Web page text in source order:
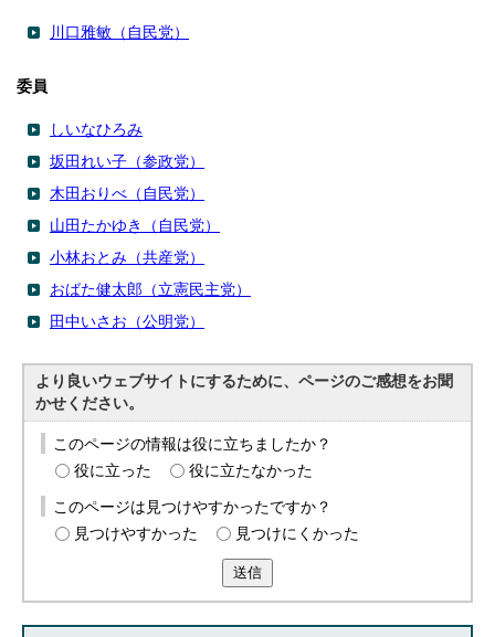
川口雅敏（自民党）
委員
しいなひろみ
坂田れい子（参政党）
木田おりべ（自民党）
山田たかゆき（自民党）
小林おとみ（共産党）
おばた健太郎（立憲民主党）
田中いさお（公明党）
より良いウェブサイトにするために、ページのご感想をお聞
かせください。
このページの情報は役に立ちましたか？
役に立った
役に立たなかった
このページは見つけやすかったですか？
見つけやすかった
見つけにくかった
送信